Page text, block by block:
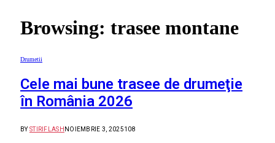
Browsing: trasee montane
Drumetii
Cele mai bune trasee de drumeţie
în România 2026
BY STIRIFLASH NOIEMBRIE 3, 2025108